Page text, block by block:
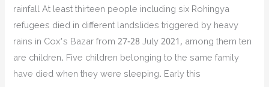
rainfall At least thirteen people including six Rohingya
refugees died in different landslides triggered by heavy
rains in Cox’s Bazar from 27-28 July 2021, among them ten
are children. Five children belonging to the same family
have died when they were sleeping. Early this